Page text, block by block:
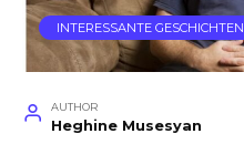
INTERESSANTE GESCHICHTEN
AUTHOR
Heghine Musesyan